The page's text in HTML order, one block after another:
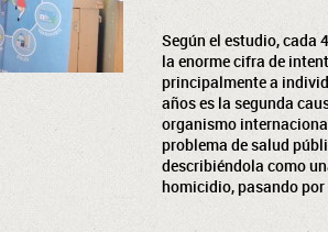
Según el estudio, cada
la enorme cifra de
principalmente a
años es la segunda
organismo
problema de salud
describiéndola como
homicidio, pasando